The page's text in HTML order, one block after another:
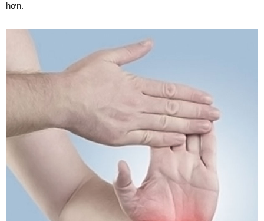
hơn.